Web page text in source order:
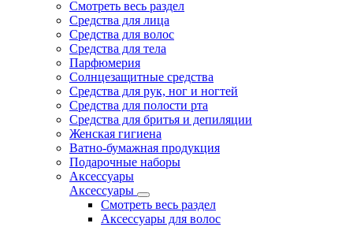
Смотреть весь раздел
Средства для лица
Средства для волос
Средства для тела
Парфюмерия
Солнцезащитные средства
Средства для рук, ног и ногтей
Средства для полости рта
Средства для бритья и депиляции
Женская гигиена
Ватно-бумажная продукция
Подарочные наборы
Аксессуары
Аксессуары
Смотреть весь раздел
Аксессуары для волос